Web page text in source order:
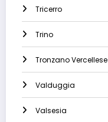
Tricerro
Trino
Tronzano Vercellese
Valduggia
Valsesia